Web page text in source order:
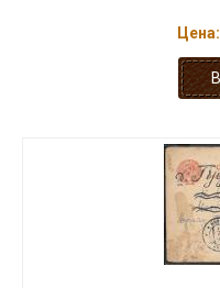
Цена: